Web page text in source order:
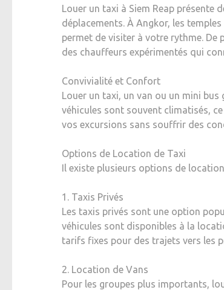
Louer un taxi à Siem Reap présente
déplacements. À Angkor, les
permet de visiter à votre rythme. De
des chauffeurs expérimentés qui
Convivialité et Confort
Louer un taxi, un van ou un mini
véhicules sont souvent climatisés,
vos excursions sans souffrir des
Options de Location de Taxi
Il existe plusieurs options de
1. Taxis Privés
Les taxis privés sont une option
véhicules sont disponibles à la
tarifs fixes pour des trajets vers les
2. Location de Vans
Pour les groupes plus importants,